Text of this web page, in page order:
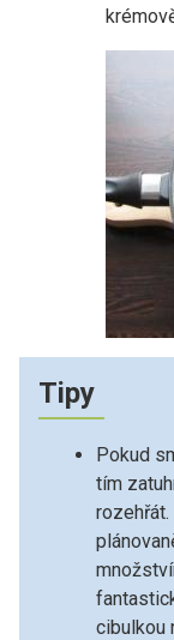
Tipy
Pokud
tím
cibulkou